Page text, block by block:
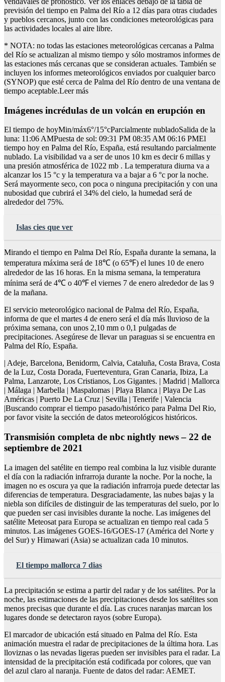
previsión del tiempo en Palma del Río a 12 días para otras ciudades
y pueblos cercanos, junto con las condiciones meteorológicas para
las actividades locales al aire libre.
* NOTA: no todas las estaciones meteorológicas cercanas a Palma
del Río se actualizan al mismo tiempo y sólo mostramos informes de
las estaciones más cercanas que se consideran actuales. También se
incluyen los informes meteorológicos enviados por cualquier barco
(SYNOP) que esté cerca de Palma del Río dentro de una ventana de
tiempo aceptable.Leer más
Imágenes incrédulas de un volcán en erupción en
El tiempo de hoyMin/máx6°/15°cParcialmente nubladoSalida de la
luna: 11:06 AMPuesta de sol: 09:31 PM 08:35 AM 06:16 PMEl
tiempo hoy en Palma del Río, España, está resultando parcialmente
nublado. La visibilidad va a ser de unos 10 km es decir 6 millas y
una presión atmosférica de 1022 mb . La temperatura diurna va a
alcanzar los 15 °c y la temperatura va a bajar a 6 °c por la noche.
Será mayormente seco, con poca o ninguna precipitación y con una
nubosidad que cubrirá el 34% del cielo, la humedad será de
alrededor del 75%.
Islas cies que ver
Mirando el tiempo en Palma Del Río, España durante la semana, la
temperatura máxima será de 18℃ (o 65℉) el lunes 10 de enero
alrededor de las 16 horas. En la misma semana, la temperatura
mínima será de 4℃ o 40℉ el viernes 7 de enero alrededor de las 9
de la mañana.
El servicio meteorológico nacional de Palma del Río, España,
informa de que el martes 4 de enero será el día más lluvioso de la
próxima semana, con unos 2,10 mm o 0,1 pulgadas de
precipitaciones. Asegúrese de llevar un paraguas si se encuentra en
Palma del Río, España.
| Adeje, Barcelona, Benidorm, Calvia, Cataluña, Costa Brava, Costa
de la Luz, Costa Dorada, Fuerteventura, Gran Canaria, Ibiza, La
Palma, Lanzarote, Los Cristianos, Los Gigantes. | Madrid | Mallorca
| Málaga | Marbella | Maspalomas | Playa Blanca | Playa De Las
Américas | Puerto De La Cruz | Sevilla | Tenerife | Valencia
|Buscando comprar el tiempo pasado/histórico para Palma Del Rio,
por favor visite la sección de datos meteorológicos históricos.
Transmisión completa de nbc nightly news – 22 de
septiembre de 2021
La imagen del satélite en tiempo real combina la luz visible durante
el día con la radiación infrarroja durante la noche. Por la noche, la
imagen no es oscura ya que la radiación infrarroja puede detectar las
diferencias de temperatura. Desgraciadamente, las nubes bajas y la
niebla son difíciles de distinguir de las temperaturas del suelo, por lo
que pueden ser casi invisibles durante la noche. Las imágenes del
satélite Meteosat para Europa se actualizan en tiempo real cada 5
minutos. Las imágenes GOES-16/GOES-17 (América del Norte y
del Sur) y Himawari (Asia) se actualizan cada 10 minutos.
El tiempo mallorca 7 dias
La precipitación se estima a partir del radar y de los satélites. Por la
noche, las estimaciones de las precipitaciones desde los satélites son
menos precisas que durante el día. Las cruces naranjas marcan los
lugares donde se detectaron rayos (sobre Europa).
El marcador de ubicación está situado en Palma del Río. Esta
animación muestra el radar de precipitaciones de la última hora. Las
lloviznas o las nevadas ligeras pueden ser invisibles para el radar. La
intensidad de la precipitación está codificada por colores, que van
del azul claro al naranja. Fuente de datos del radar: AEMET.